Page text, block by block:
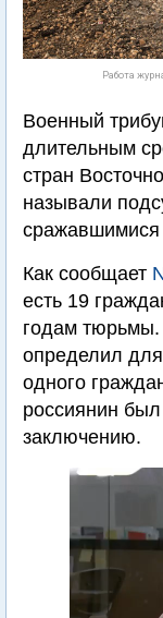
Работа
Военный
длительным
стран
называли
Как сообщает
есть 19
годам тюрьмы.
определил
одного
россиянин
заключению.